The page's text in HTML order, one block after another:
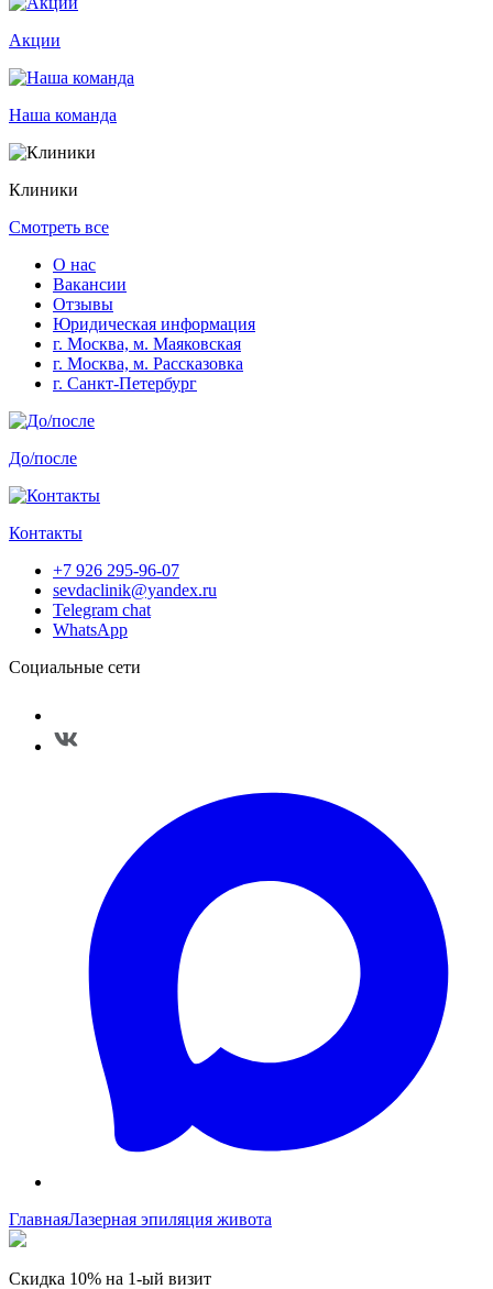
Акции
Наша команда
Клиники
Смотреть все
О нас
Вакансии
Отзывы
Юридическая информация
г. Москва, м. Маяковская
г. Москва, м. Рассказовка
г. Санкт-Петербург
До/после
Контакты
+7 926 295-96-07
sevdaclinik@yandex.ru
Telegram chat
WhatsApp
Социальные сети
ГлавнаяЛазерная эпиляция живота
Скидка 10% на 1-ый визит